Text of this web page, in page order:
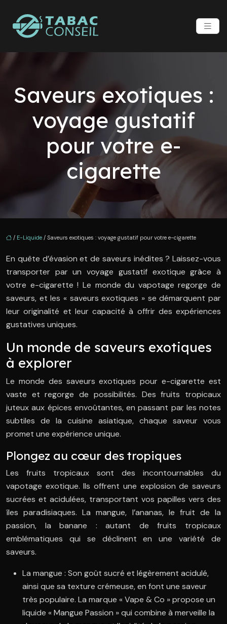
Saveurs exotiques :
voyage gustatif
pour votre e-
cigarette
/ E-Liquide / Saveurs exotiques : voyage gustatif pour votre e-cigarette
En quête d’évasion et de saveurs inédites ? Laissez-vous
transporter par un voyage gustatif exotique grâce à
votre e-cigarette ! Le monde du vapotage regorge de
saveurs, et les « saveurs exotiques » se démarquent par
leur originalité et leur capacité à offrir des expériences
gustatives uniques.
Un monde de saveurs exotiques
à explorer
Le monde des saveurs exotiques pour e-cigarette est
vaste et regorge de possibilités. Des fruits tropicaux
juteux aux épices envoûtantes, en passant par les notes
subtiles de la cuisine asiatique, chaque saveur vous
promet une expérience unique.
Plongez au cœur des tropiques
Les fruits tropicaux sont des incontournables du
vapotage exotique. Ils offrent une explosion de saveurs
sucrées et acidulées, transportant vos papilles vers des
îles paradisiaques. La mangue, l’ananas, le fruit de la
passion, la banane : autant de fruits tropicaux
emblématiques qui se déclinent en une variété de
saveurs.
La mangue : Son goût sucré et légèrement acidulé,
ainsi que sa texture crémeuse, en font une saveur
très populaire. La marque « Vape & Co » propose un
liquide « Mangue Passion » qui combine à merveille la